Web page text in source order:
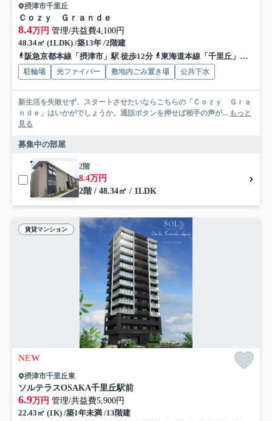
摂津市千里丘
Ｃｏｚｙ Ｇｒａｎｄｅ
8.4万円 管理/共益費4,100円
48.34㎡ (1LDK) /築13年 /2階建
阪急京都本線「摂津市」駅 徒歩12分
東海道本線「千里丘」駅 徒歩13分
駐輪場 光ファイバー 敷地内ごみ置き場 公共下水
新生活を失敗せず、スタートさせたいならこちらの「Ｃｏｚｙ Ｇｒａ
ｎｄｅ」はいかがでしょうか。通話ボタンを押せば相手の声が... もっと
見る
募集中の部屋
2階
8.4万円
2階 / 48.34㎡ / 1LDK
賃貸マンション
NEW
摂津市千里丘東
ソルテラスOSAKA千里丘駅前
6.9万円 管理/共益費5,900円
22.43㎡ (1K) /築1年未満 /13階建